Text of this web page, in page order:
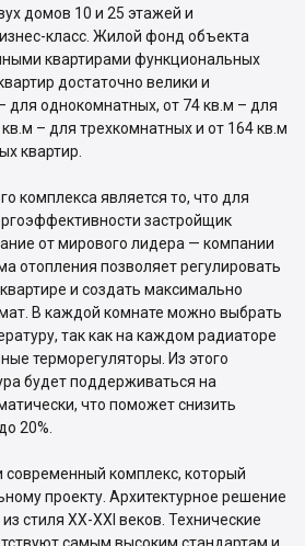
домов 10 и 25 этажей и
класс. Жилой фонд объекта
квартирами функциональных
достаточно велики и
для однокомнатных, от 74 кв.м – для
– для трехкомнатных и от 164 кв.м
квартир.
комплекса является то, что для
застройщик
от мирового лидера — компании
отопления позволяет регулировать
и создать максимально
В каждой комнате можно выбрать
так как на каждом радиаторе
терморегуляторы. Из этого
будет поддерживаться на
что поможет снизить
20%.
комплекс, который
проекту. Архитектурное решение
стиля XX-XXI веков. Технические